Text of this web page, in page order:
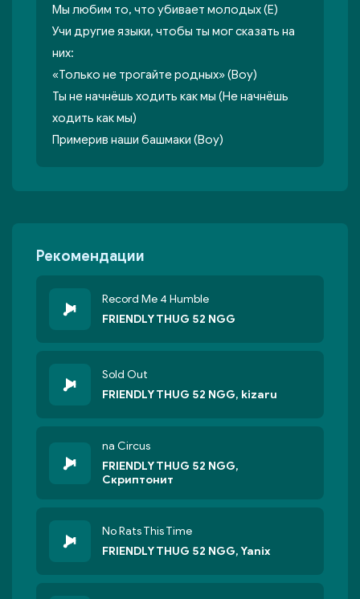
Мы любим то, что убивает молодых (Е)
Учи другие языки, чтобы ты мог сказать на
них:
«Только не трогайте родных» (Воу)
Ты не начнёшь ходить как мы (Не начнёшь
ходить как мы)
Примерив наши башмаки (Воу)
Рекомендации
Record Me 4 Humble
FRIENDLY THUG 52 NGG
Sold Out
FRIENDLY THUG 52 NGG, kizaru
na Circus
FRIENDLY THUG 52 NGG,
Скриптонит
No Rats This Time
FRIENDLY THUG 52 NGG, Yanix